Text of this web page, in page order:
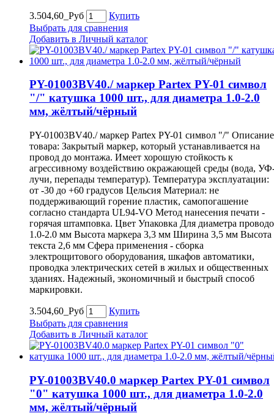
3.504,60_Руб
Купить
Выбрать для сравнения
Добавить в Личный каталог
PY-01003BV40./ маркер Partex PY-01 символ
"/" катушка 1000 шт., для диаметра 1.0-2.0
мм, жёлтый/чёрный
PY-01003BV40./ маркер Partex PY-01 символ "/" Описание
товара: Закрытый маркер, который устанавливается на
провод до монтажа. Имеет хорошую стойкость к
агрессивному воздействию окражающей среды (вода,
лучи, перепады температур). Температура эксплуатации:
от -30 до +60 градусов Цельсия Материал: не
поддерживающий горение пластик, самопогашение
согласно стандарта UL94-VO Метод нанесения печати -
горячая штамповка. Цвет Упаковка Для диаметра
1.0-2.0 мм Высота маркера 3,3 мм Ширина 3,5 мм Высота
текста 2,6 мм Сфера применения - сборка
электрощитового оборудования, шкафов автоматики,
проводка электрических сетей в жилых и общественных
зданиях. Надежный, экономичный и быстрый способ
маркировки.
3.504,60_Руб
Купить
Выбрать для сравнения
Добавить в Личный каталог
PY-01003BV40.0 маркер Partex PY-01 символ
"0" катушка 1000 шт., для диаметра 1.0-2.0
мм, жёлтый/чёрный